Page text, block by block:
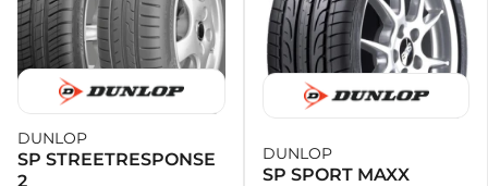
+38 (098) 911-911-4
- на Калиновій
+38 (077) 7-184-184
- Донецьке шосе
- Щепкіна
DUNLOP
SP STREETRESPONSE
2
DUNLOP
SP SPORT MAXX